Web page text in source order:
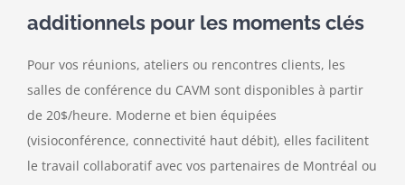
additionnels pour les moments clés
Pour vos réunions, ateliers ou rencontres clients, les
salles de conférence du CAVM sont disponibles à partir
de 20$/heure. Moderne et bien équipées
(visioconférence, connectivité haut débit), elles facilitent
le travail collaboratif avec vos partenaires de Montréal ou